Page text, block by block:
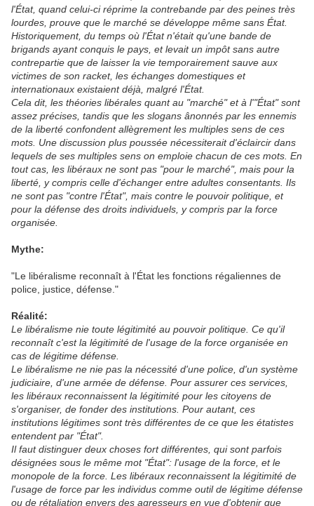
l'État, quand celui-ci réprime la contrebande par des peines très
lourdes, prouve que le marché se développe même sans État.
Historiquement, du temps où l'État n'était qu'une bande de
brigands ayant conquis le pays, et levait un impôt sans autre
contrepartie que de laisser la vie temporairement sauve aux
victimes de son racket, les échanges domestiques et
internationaux existaient déjà, malgré l'État.
Cela dit, les théories libérales quant au "marché" et à l'"État" sont
assez précises, tandis que les slogans ânonnés par les ennemis
de la liberté confondent allègrement les multiples sens de ces
mots. Une discussion plus poussée nécessiterait d'éclaircir dans
lequels de ses multiples sens on emploie chacun de ces mots. En
tout cas, les libéraux ne sont pas "pour le marché", mais pour la
liberté, y compris celle d'échanger entre adultes consentants. Ils
ne sont pas "contre l'État", mais contre le pouvoir politique, et
pour la défense des droits individuels, y compris par la force
organisée.
Mythe:
"Le libéralisme reconnaît à l'État les fonctions régaliennes de
police, justice, défense."
Réalité:
Le libéralisme nie toute légitimité au pouvoir politique. Ce qu'il
reconnaît c'est la légitimité de l'usage de la force organisée en
cas de légitime défense.
Le libéralisme ne nie pas la nécessité d'une police, d'un système
judiciaire, d'une armée de défense. Pour assurer ces services,
les libéraux reconnaissent la légitimité pour les citoyens de
s'organiser, de fonder des institutions. Pour autant, ces
institutions légitimes sont très différentes de ce que les étatistes
entendent par "État".
Il faut distinguer deux choses fort différentes, qui sont parfois
désignées sous le même mot "État": l'usage de la force, et le
monopole de la force. Les libéraux reconnaissent la légitimité de
l'usage de force par les individus comme outil de légitime défense
ou de rétaliation envers des agresseurs en vue d'obtenir que